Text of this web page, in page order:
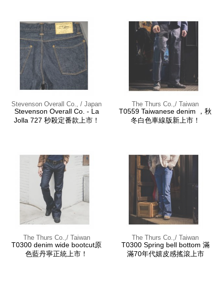
Stevenson Overall Co., / Japan
Stevenson Overall Co. - La
Jolla 727 秒殺定番款上市！
The Thurs Co.,/ Taiwan
T0559 Taiwanese denim ，秋
冬白色車線版新上市！
The Thurs Co.,/ Taiwan
T0300 denim wide bootcut原
色藍丹寧正統上市！
The Thurs Co.,/ Taiwan
T0300 Spring bell bottom 滿
滿70年代嬉皮感搖滾上市